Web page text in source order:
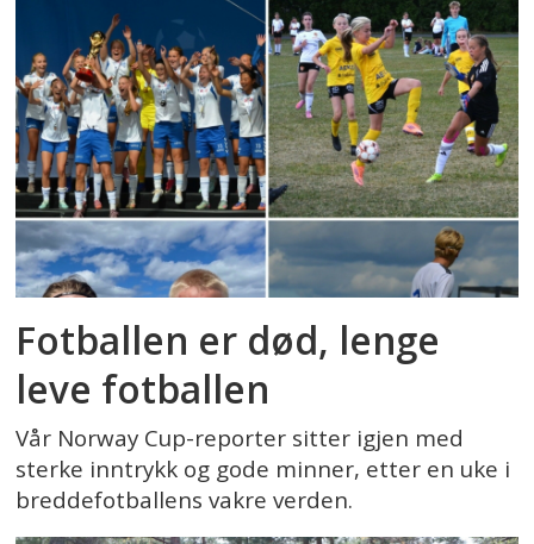
Fotballen er død, lenge
leve fotballen
Vår Norway Cup-reporter sitter igjen med
sterke inntrykk og gode minner, etter en uke i
breddefotballens vakre verden.